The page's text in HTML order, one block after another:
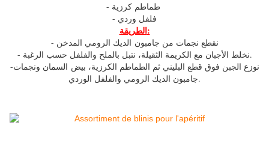
- طماطم كرزية
- فلفل وردي
الطريقة:
- نقطع نجمات من جامبون الديك الرومي المدخن
- نخلط الأجبان مع الكريمة الثقيلة، نتبل بالملح والفلفل حسب الرغبة.
-نوزع الجبن فوق قطع البليني ثم الطماطم الكرزية، بيض السمان ونجمات
جامبون الديك الرومي والفلفل الوردي.